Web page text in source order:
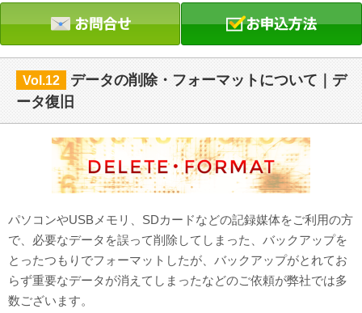
Vol.12
データの削除・フォーマットについて｜デ
ータ復旧
パソコンやUSBメモリ、SDカードなどの記録媒体をご利用の方
で、必要なデータを誤って削除してしまった、バックアップを
とったつもりでフォーマットしたが、バックアップがとれてお
らず重要なデータが消えてしまったなどのご依頼が弊社では多
数ございます。
データレスキューセンターの特徴
データ復旧料金
データ復旧事例
対応メディア
データ復旧特集
データ復旧のウソ？ホント？
プライバシーマーク認定